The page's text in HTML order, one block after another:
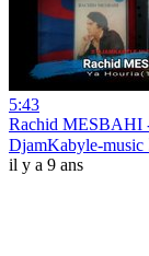
5:43
Rachid MESBAHI
DjamKabyle-
il y a 9 ans